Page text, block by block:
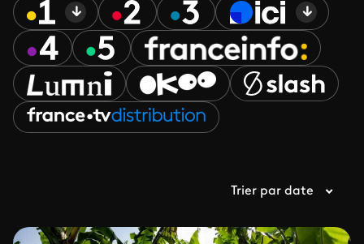
Trier par date